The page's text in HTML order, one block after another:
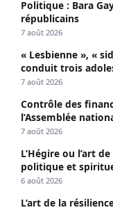
Politique : Bara
républicains
7 août 2026
« Lesbienne », «
conduit trois
7 août 2026
Contrôle des
l’Assemblée
extraordinaire
7 août 2026
L’Hégire ou l’art
politique et
6 août 2026
L’art de la